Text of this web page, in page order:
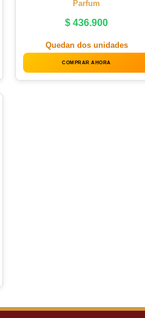
Parfum
$ 436.900
Quedan dos unidades
COMPRAR AHORA